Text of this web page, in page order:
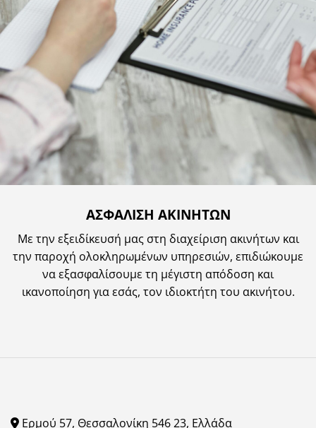
ΑΣΦΑΛΙΣΗ ΑΚΙΝΗΤΩΝ
Με την εξειδίκευσή μας στη διαχείριση ακινήτων και
την παροχή ολοκληρωμένων υπηρεσιών, επιδιώκουμε
να εξασφαλίσουμε τη μέγιστη απόδοση και
ικανοποίηση για εσάς, τον ιδιοκτήτη του ακινήτου.
Ερμού 57, Θεσσαλονίκη 546 23, Ελλάδα